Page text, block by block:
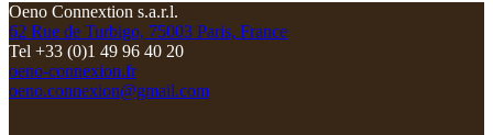
Oeno Connextion s.a.r.l.
62 Rue de Turbigo, 75003 Paris, France
Tel +33 (0)1 49 96 40 20
oeno-connexion.fr
oeno.connexion@gmail.com